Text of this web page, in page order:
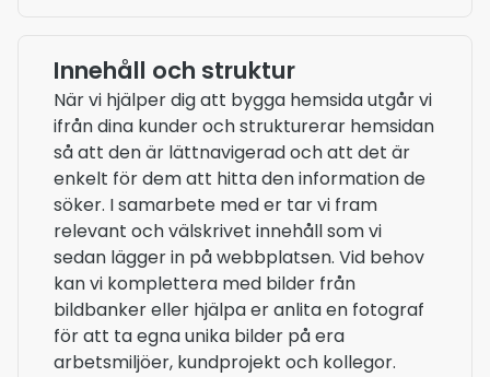
Innehåll och struktur
När vi hjälper dig att bygga hemsida utgår vi
ifrån dina kunder och strukturerar hemsidan
så att den är lättnavigerad och att det är
enkelt för dem att hitta den information de
söker. I samarbete med er tar vi fram
relevant och välskrivet innehåll som vi
sedan lägger in på webbplatsen. Vid behov
kan vi komplettera med bilder från
bildbanker eller hjälpa er anlita en fotograf
för att ta egna unika bilder på era
arbetsmiljöer, kundprojekt och kollegor.